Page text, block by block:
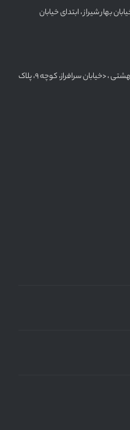
بهار شیراز ، ابتدای خیابان
تهران، خیابان شهید بهشتی ، <خیابان سرافراز، کوچه 9، پلاک